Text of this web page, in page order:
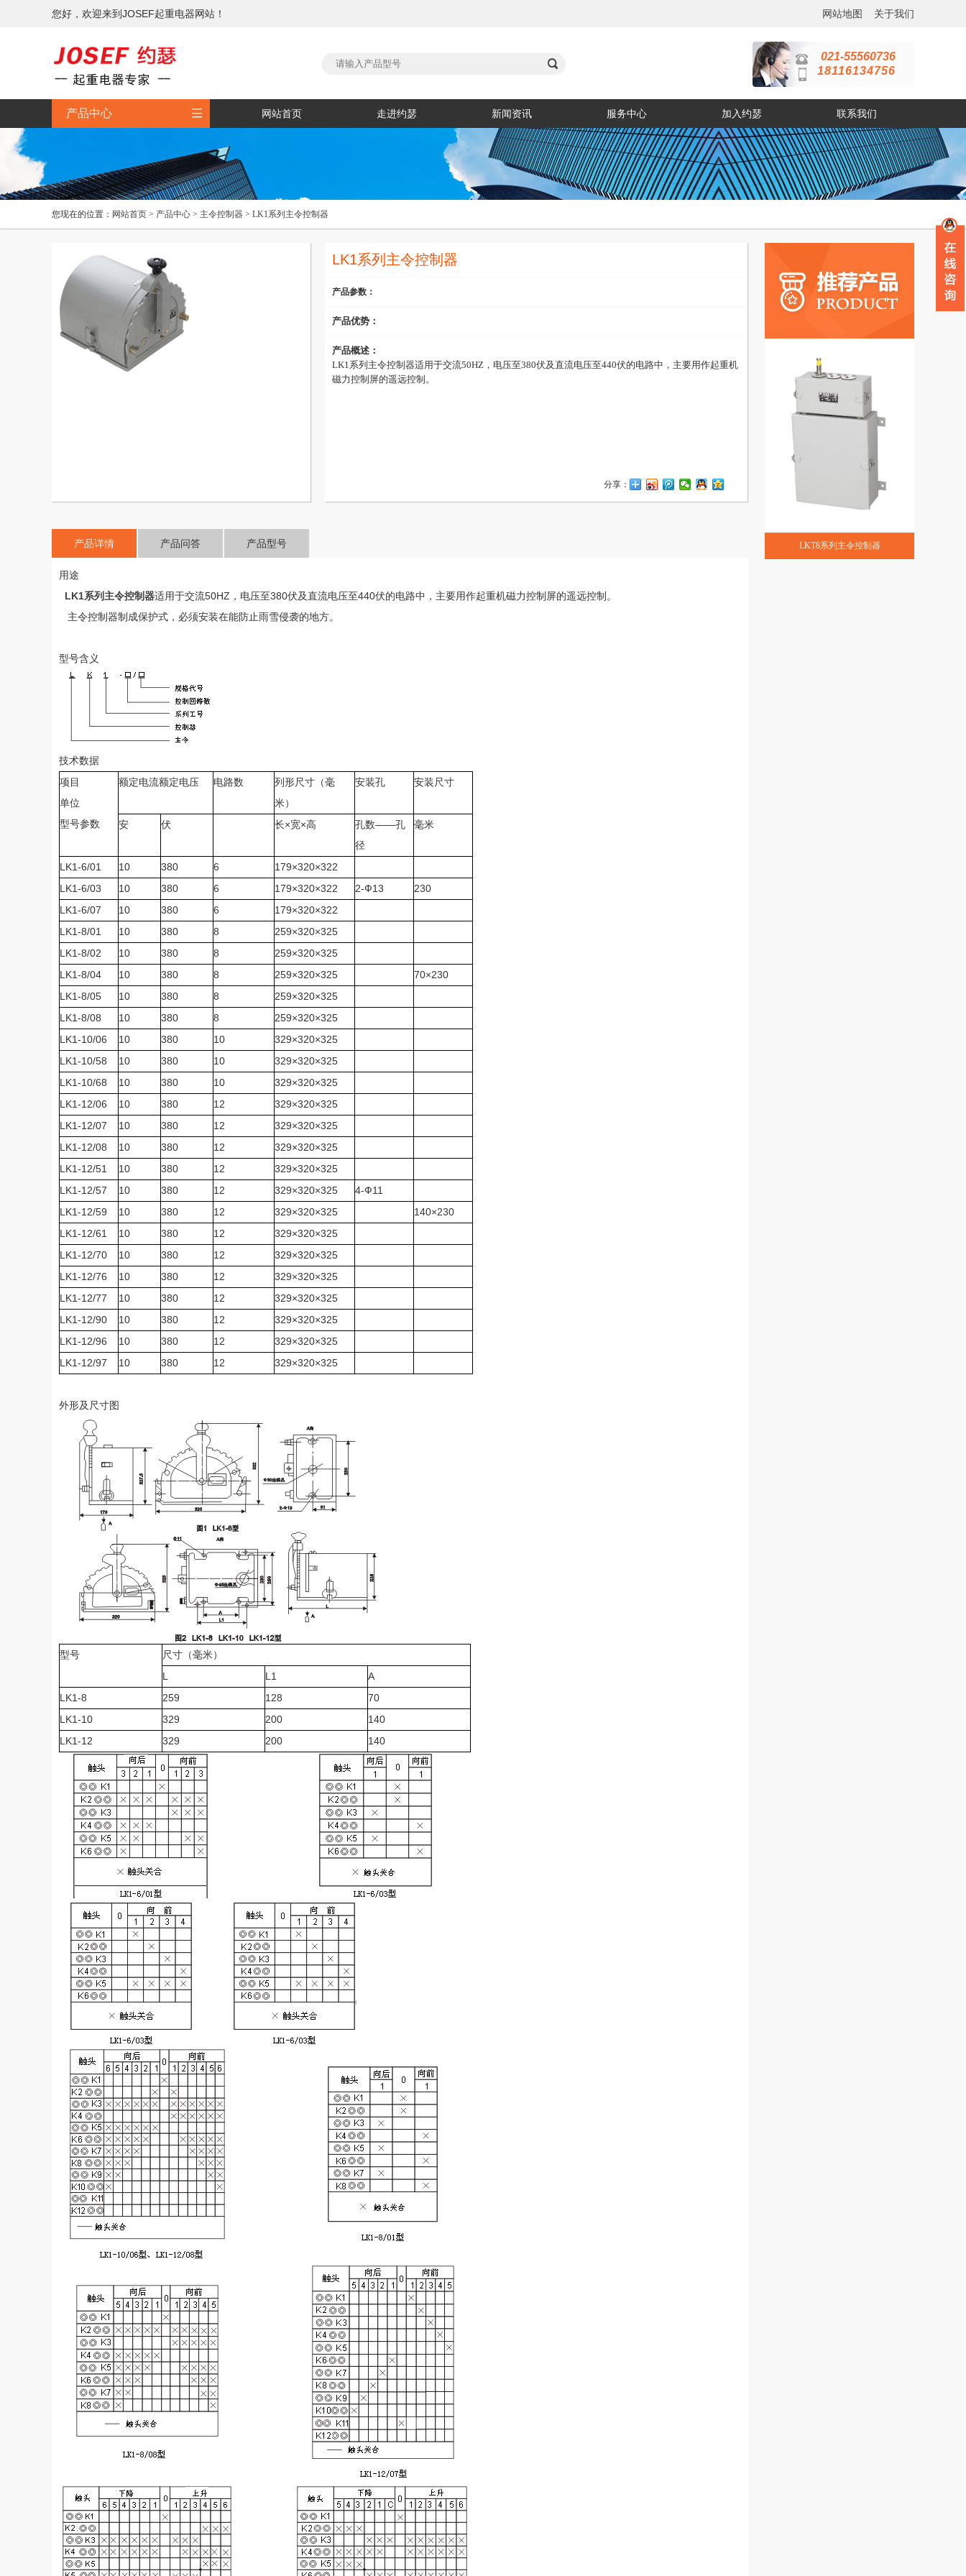
您好，欢迎来到JOSEF起重电器网站！ 网站地图 关于我们

021-55560736
18116134756
产品中心  网站首页 走进约瑟 新闻资讯 服务中心 加入约瑟 联系我们
您现在的位置： 网站首页 > 产品中心 > 主令控制器 > LK1系列主令控制器
LK1系列主令控制器
产品参数：
产品优势：
产品概述：
LK1系列主令控制器适用于交流50HZ，电压至380伏及直流电压至440伏的电路中，主要用作起重机
磁力控制屏的遥远控制。
分享：
产品详情 产品问答 产品型号
用途
LK1系列 主令控制器适用于交流50HZ，电压至380伏及直流电压至440伏的电路中，主要用作起重机磁力控制屏的遥远控制。
主令控制器制成保护式，必须安装在能防止雨雪侵袭的地方。
型号含义
技术数据
项目
单位
型号参数
额定电流额定电压 电路数
列形尺寸（毫
米）
安装孔 安装尺寸
安 伏 长×宽×高 孔数——孔
径
毫米
LK1-6/01 10 380 6
179×320×322
LK1-6/03
10 380 6 179×320×322 2-Ф13
230
LK1-6/07
10 380 6
179×320×322
LK1-8/01
10 380 8
259×320×325
LK1-8/02
10 380 8
259×320×325
LK1-8/04
10 380 8 259×320×325
70×230
LK1-8/05
10 380 8
259×320×325
LK1-8/08
10 380 8
259×320×325
LK1-10/06
10 380 10
329×320×325
LK1-10/58
10 380 10
329×320×325
LK1-10/68
10 380 10
329×320×325
LK1-12/06
10 380 12
329×320×325
LK1-12/07
10 380 12
329×320×325
LK1-12/08
10 380 12
329×320×325
LK1-12/51
10 380 12
329×320×325
LK1-12/57
10 380 12 329×320×325
4-Ф11
LK1-12/59
10 380 12 329×320×325
140×230
LK1-12/61
10 380 12
329×320×325
LK1-12/70
10 380 12
329×320×325
LK1-12/76
10 380 12
329×320×325
LK1-12/77
10 380 12
329×320×325
LK1-12/90
10 380 12
329×320×325
LK1-12/96
10 380 12
329×320×325
LK1-12/97
10 380 12 329×320×325
外形及尺寸图
型号 尺寸（毫米）
L L1
A
LK1-8
259 128
70
LK1-10
329 200
140
LK1-12
329 200 140
LKT8系列主令控制器